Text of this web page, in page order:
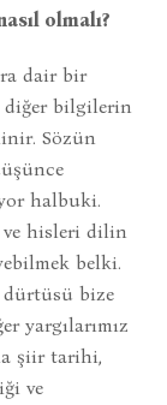
olmalı?
dair bir
diğer bilgilerin
Sözün
halbuki.
ve hisleri dilin
belki.
dürtüsü bize
yargılarımız
şiir tarihi,
ve